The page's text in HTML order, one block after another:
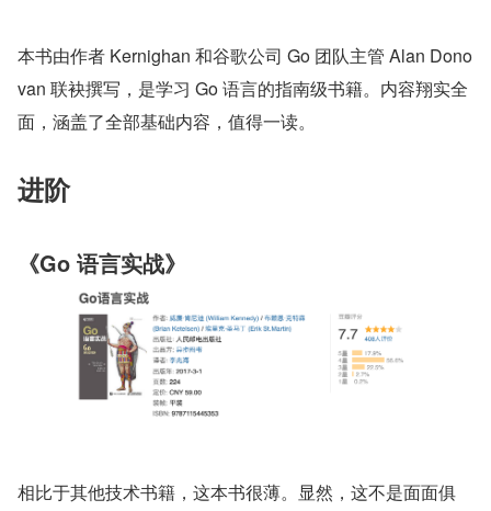
本书由作者 Kernighan 和谷歌公司 Go 团队主管 Alan Dono
van 联袂撰写，是学习 Go 语言的指南级书籍。内容翔实全
面，涵盖了全部基础内容，值得一读。
进阶
《Go 语言实战》
相比于其他技术书籍，这本书很薄。显然，这不是面面俱